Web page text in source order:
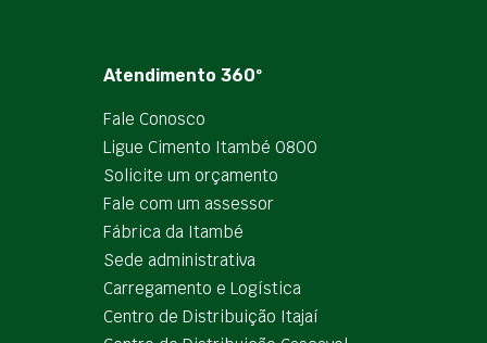
Atendimento 360º
Fale Conosco
Ligue Cimento Itambé 0800
Solicite um orçamento
Fale com um assessor
Fábrica da Itambé
Sede administrativa
Carregamento e Logística
Centro de Distribuição Itajaí